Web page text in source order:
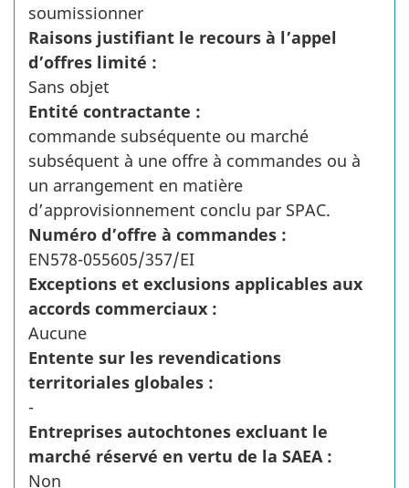
soumissionner
Raisons justifiant le recours à l’appel
d’offres limité :
Sans objet
Entité contractante :
commande subséquente ou marché
subséquent à une offre à commandes ou à
un arrangement en matière
d’approvisionnement conclu par SPAC.
Numéro d’offre à commandes :
EN578-055605/357/EI
Exceptions et exclusions applicables aux
accords commerciaux :
Aucune
Entente sur les revendications
territoriales globales :
-
Entreprises autochtones excluant le
marché réservé en vertu de la SAEA :
Non